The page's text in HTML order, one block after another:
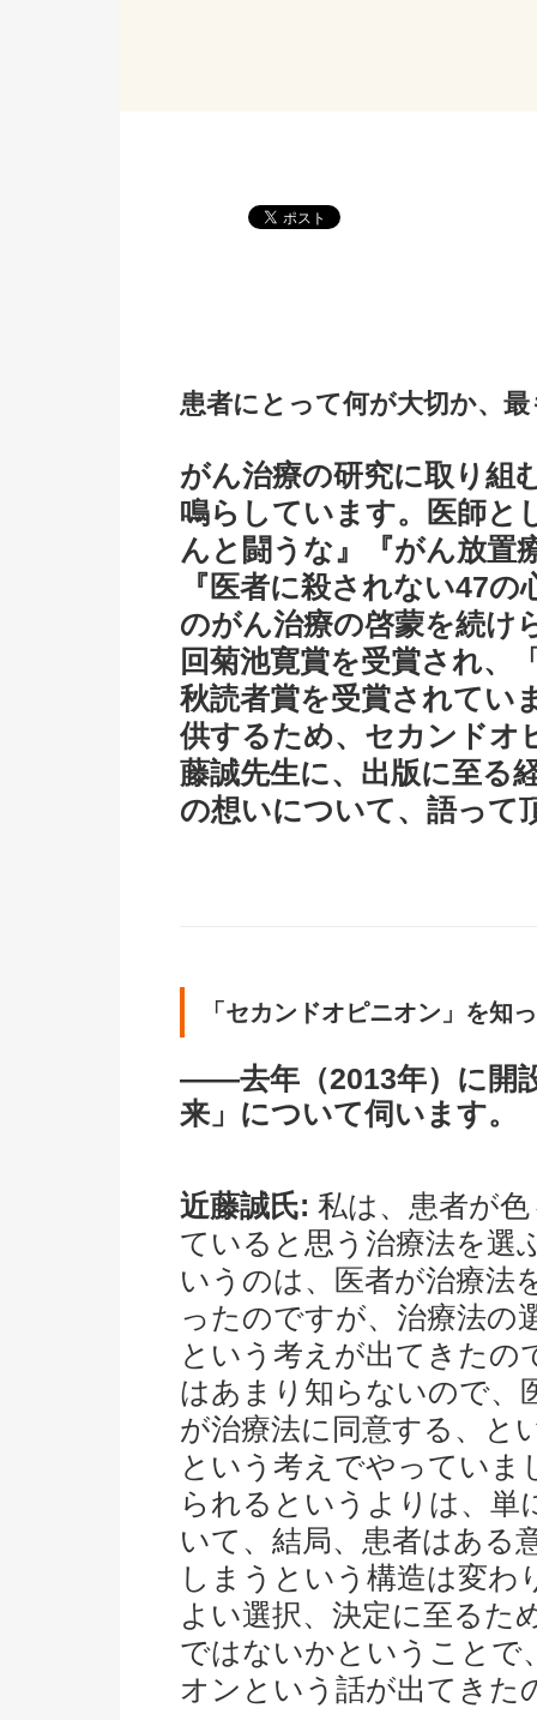
患者にとって何が大切か、
がん治療の研究に取り組
鳴らしています。医師と
んと闘うな』『がん放置
『医者に殺されない47
のがん治療の啓蒙を続け
回菊池寛賞を受賞され、
秋読者賞を受賞されてい
供するため、セカンドオ
藤誠先生に、出版に至る
の想いについて、語って
「セカンドオピニオン」を知
――去年（2013年）に開
来」について伺います。
近藤誠氏: 私は、患者が
ていると思う治療法を選
いうのは、医者が治療法
ったのですが、治療法の
という考えが出てきたの
はあまり知らないので、
が治療法に同意する、と
という考えでやっていま
られるというよりは、単
いて、結局、患者はある
しまうという構造は変わ
よい選択、決定に至るた
ではないかということで
オンという話が出てきた